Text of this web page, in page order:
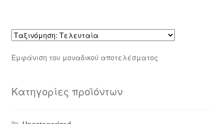
Εμφάνιση του μοναδικού αποτελέσματος
Κατηγορίες προϊόντων